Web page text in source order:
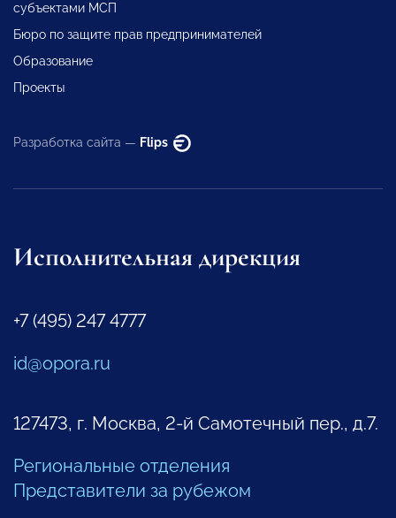
субъектами МСП
Бюро по защите прав предпринимателей
Образование
Проекты
Разработка сайта — Flips
Исполнительная дирекция
+7 (495) 247 4777
id@opora.ru
127473, г. Москва, 2-й Самотечный пер., д.7.
Региональные отделения
Представители за рубежом